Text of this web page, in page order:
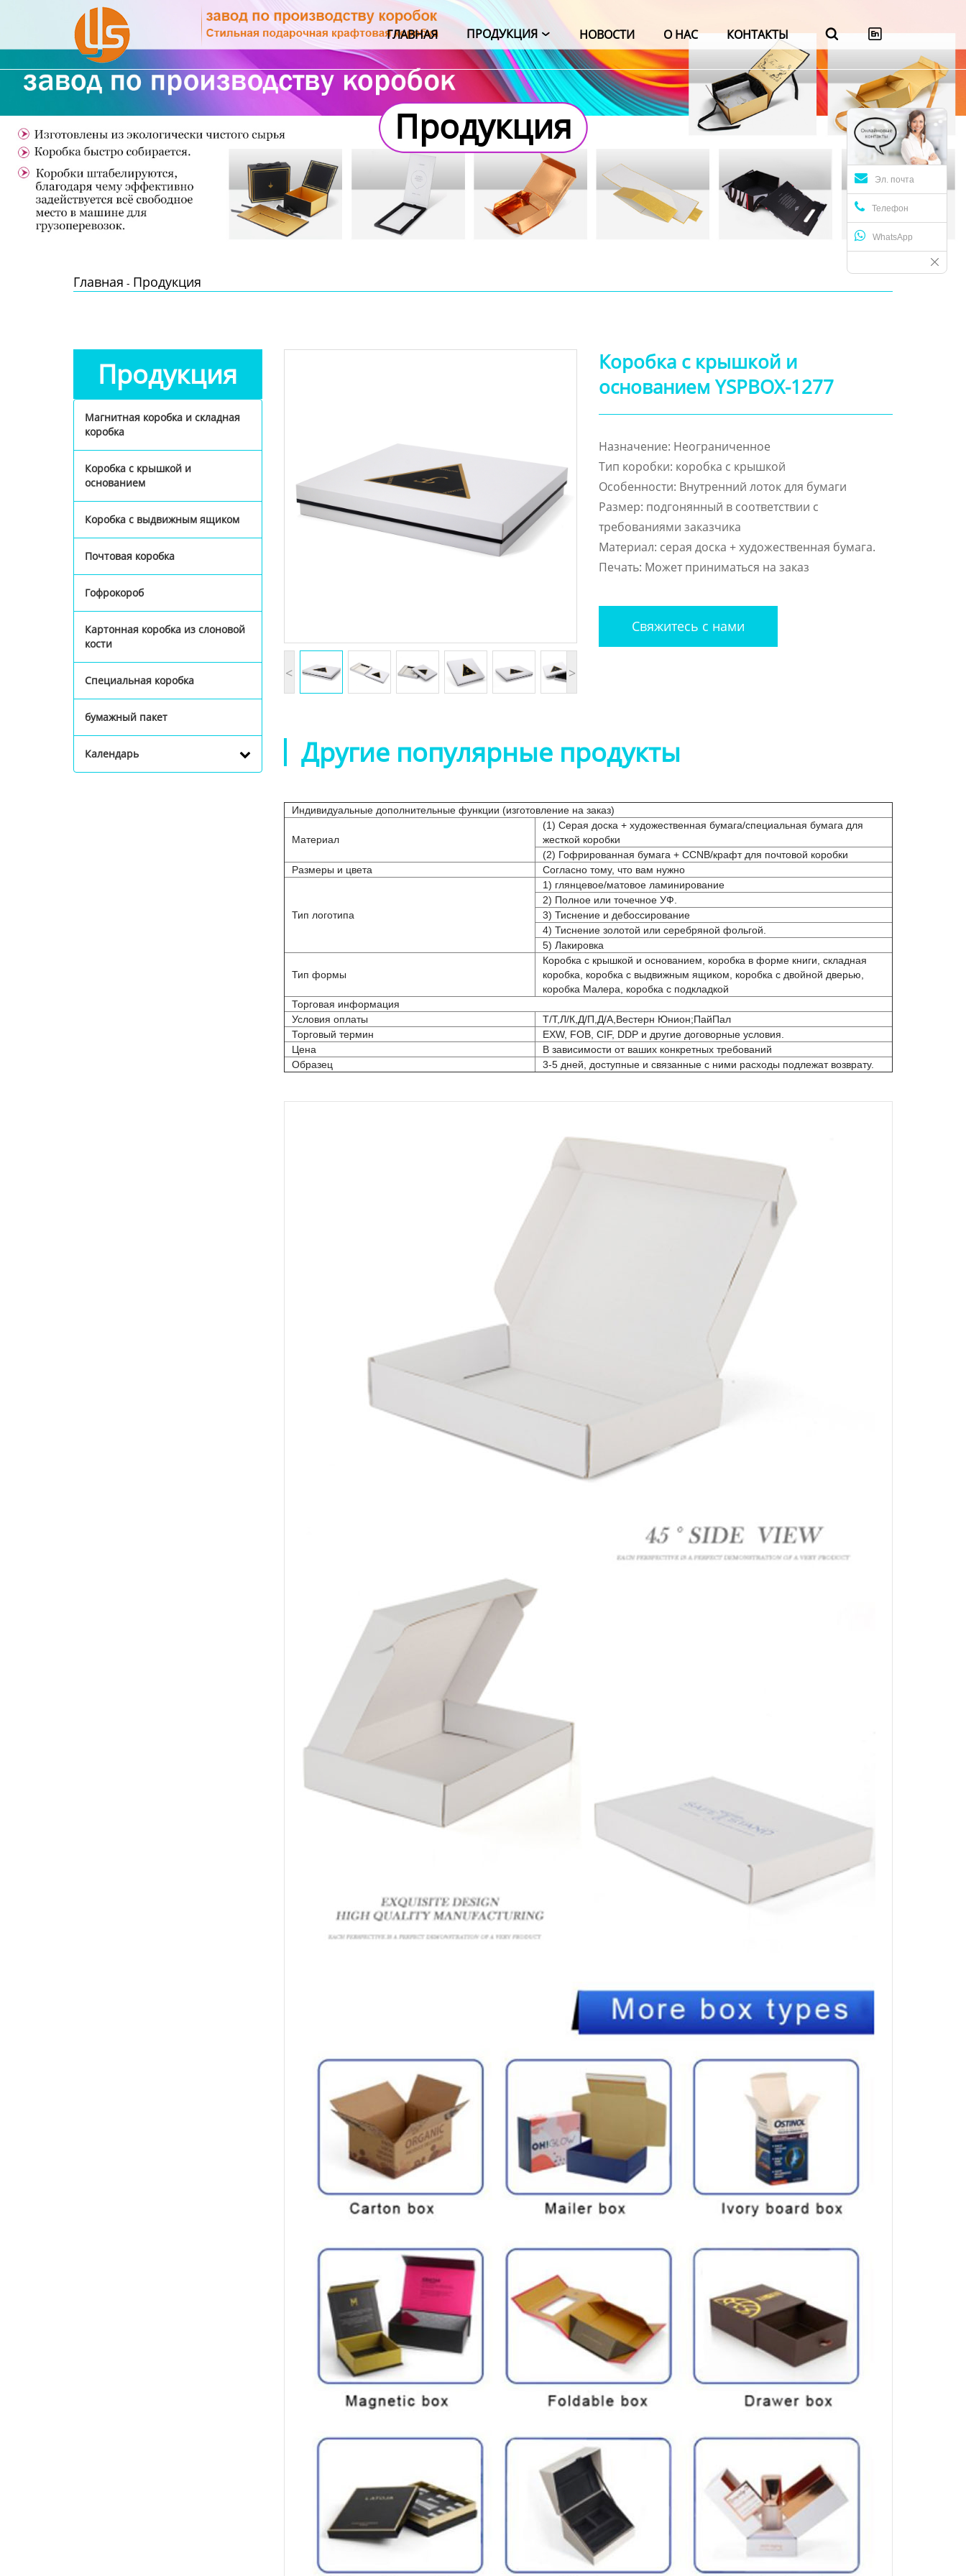
ГЛАВНАЯ ПРОДУКЦИЯ  НОВОСТИ О НАС КОНТАКТЫ  
Продукция
Новости
О Нас
Контакты
Эл. почта
Телефон
WhatsApp
Продукция
Главная - Продукция
Продукция
Магнитная коробка и складная
коробка
Коробка с крышкой и
основанием
Коробка с выдвижным ящиком
Почтовая коробка
Гофрокороб
Картонная коробка из слоновой
кости
Специальная коробка
бумажный пакет
Календарь
< >
Коробка с крышкой и
основанием YSPBOX-1277
Назначение: Неограниченное
Тип коробки: коробка с крышкой
Особенности: Внутренний лоток для бумаги
Размер: подгонянный в соответствии с
требованиями заказчика
Материал: серая доска + художественная бумага.
Печать: Может приниматься на заказ
Свяжитесь с нами
Другие популярные продукты
Индивидуальные дополнительные функции (изготовление на заказ)
Материал
(1) Серая доска + художественная бумага/специальная бумага для
жесткой коробки
(2) Гофрированная бумага + CCNB/крафт для почтовой коробки
Размеры и цвета
Согласно тому, что вам нужно
Тип логотипа
1) глянцевое/матовое ламинирование
2) Полное или точечное УФ.
3) Тиснение и дебоссирование
4) Тиснение золотой или серебряной фольгой.
5) Лакировка
Тип формы
Коробка с крышкой и основанием, коробка в форме книги, складная
коробка, коробка с выдвижным ящиком, коробка с двойной дверью,
коробка Малера, коробка с подкладкой
Торговая информация
Условия оплаты
Т/Т,Л/К,Д/П,Д/А,Вестерн Юнион;ПайПал
Торговый термин
EXW, FOB, CIF, DDP и другие договорные условия.
Цена
В зависимости от ваших конкретных требований
Образец
3-5 дней, доступные и связанные с ними расходы подлежат возврату.